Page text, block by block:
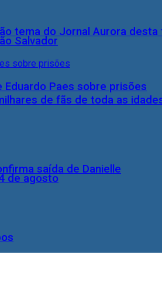
tema do Jornal Aurora
de fãs de toda as
saída de Danielle
Salvador
Eduardo Paes sobre prisões
de agosto